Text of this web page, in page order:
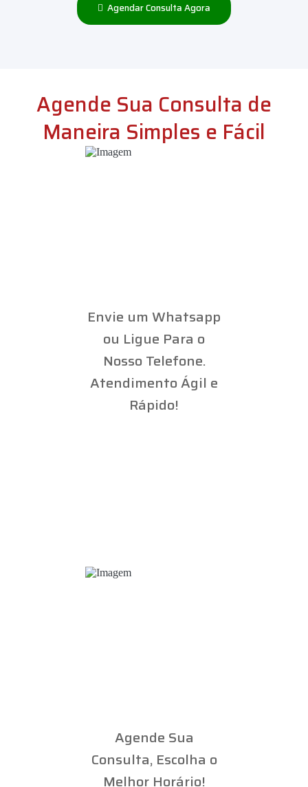
Agendar Consulta Agora
Agende Sua Consulta de
Maneira Simples e Fácil
Envie um Whatsapp
ou Ligue Para o
Nosso Telefone.
Atendimento Ágil e
Rápido!
Agende Sua
Consulta, Escolha o
Melhor Horário!